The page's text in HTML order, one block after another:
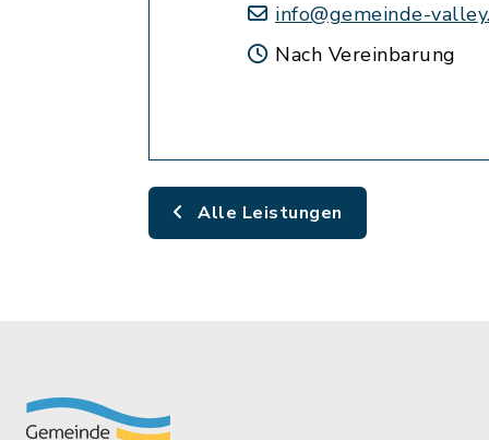
info@gemeinde-
Nach Vereinbarung
Alle Leistungen